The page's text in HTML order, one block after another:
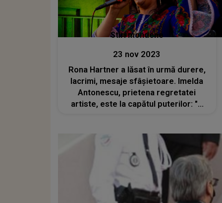
Stiri mondene
23 nov 2023
Rona Hartner a lăsat în urmă durere,
lacrimi, mesaje sfâșietoare. Imelda
Antonescu, prietena regretatei
artiste, este la capătul puterilor: "A
Nu se dădea în lături de la nimic"